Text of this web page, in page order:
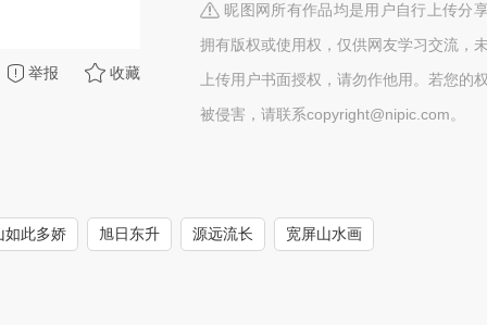
举报 收藏
昵图网所有作品均是用户自行上传分
拥有版权或使用权，仅供网友学习交流，
上传用户书面授权，请勿作他用。若您的
被侵害，请联系copyright@nipic.com。
如此多娇 旭日东升 源远流长 宽屏山水画